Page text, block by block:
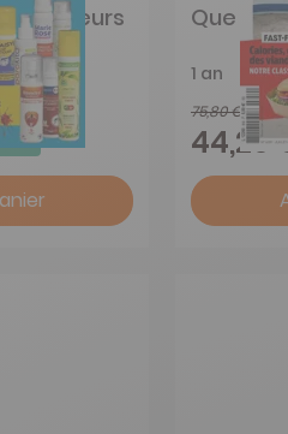
Que
1 an
75,80 €
44,20